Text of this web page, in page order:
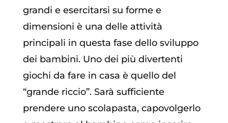
grandi e esercitarsi su forme e
dimensioni è una delle attività
principali in questa fase dello sviluppo
dei bambini. Uno dei più divertenti
giochi da fare in casa è quello del
“grande riccio”. Sarà sufficiente
prendere uno scolapasta, capovolgerlo